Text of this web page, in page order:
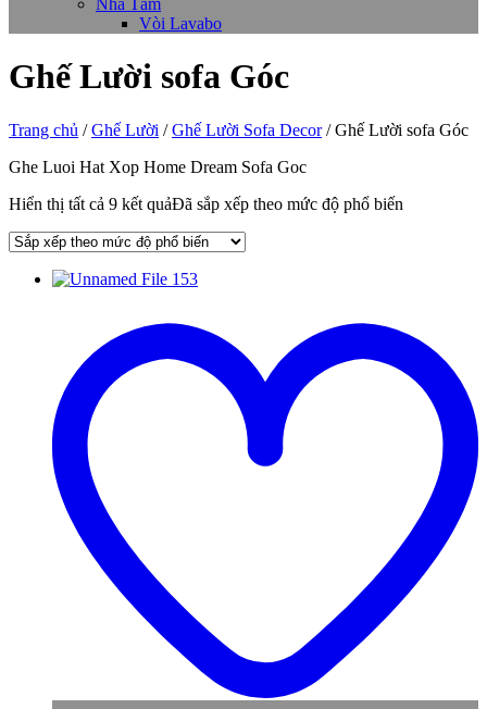
Nhà Tắm
Vòi Lavabo
Ghế Lười sofa Góc
Trang chủ /Ghế Lười /Ghế Lười Sofa Decor/ Ghế Lười sofa Góc
Ghe Luoi Hat Xop Home Dream Sofa Goc
Hiển thị tất cả 9 kết quảĐã sắp xếp theo mức độ phổ biến